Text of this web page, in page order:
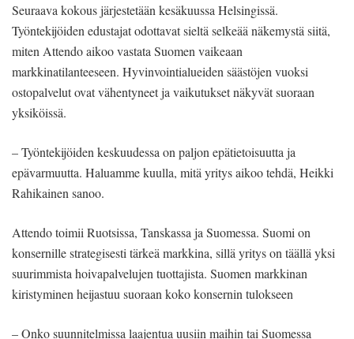
Seuraava kokous järjestetään kesäkuussa Helsingissä.
Työntekijöiden edustajat odottavat sieltä selkeää näkemystä siitä,
miten Attendo aikoo vastata Suomen vaikeaan
markkinatilanteeseen. Hyvinvointialueiden säästöjen vuoksi
ostopalvelut ovat vähentyneet ja vaikutukset näkyvät suoraan
yksiköissä.
– Työntekijöiden keskuudessa on paljon epätietoisuutta ja
epävarmuutta. Haluamme kuulla, mitä yritys aikoo tehdä, Heikki
Rahikainen sanoo.
Attendo toimii Ruotsissa, Tanskassa ja Suomessa. Suomi on
konsernille strategisesti tärkeä markkina, sillä yritys on täällä yksi
suurimmista hoivapalvelujen tuottajista. Suomen markkinan
kiristyminen heijastuu suoraan koko konsernin tulokseen
– Onko suunnitelmissa laajentua uusiin maihin tai Suomessa